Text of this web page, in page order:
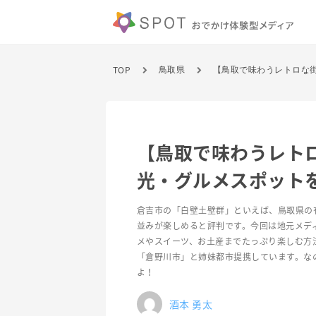
TOP 鳥取県
【鳥取で味わうレ
光・グルメスポット
倉吉市の「白壁土壁群」といえば、鳥取県
並みが楽しめると評判です。今回は地元メ
メやスイーツ、お土産までたっぷり楽しむ
「倉野川市」と姉妹都市提携しています
よ！
酒本 勇太